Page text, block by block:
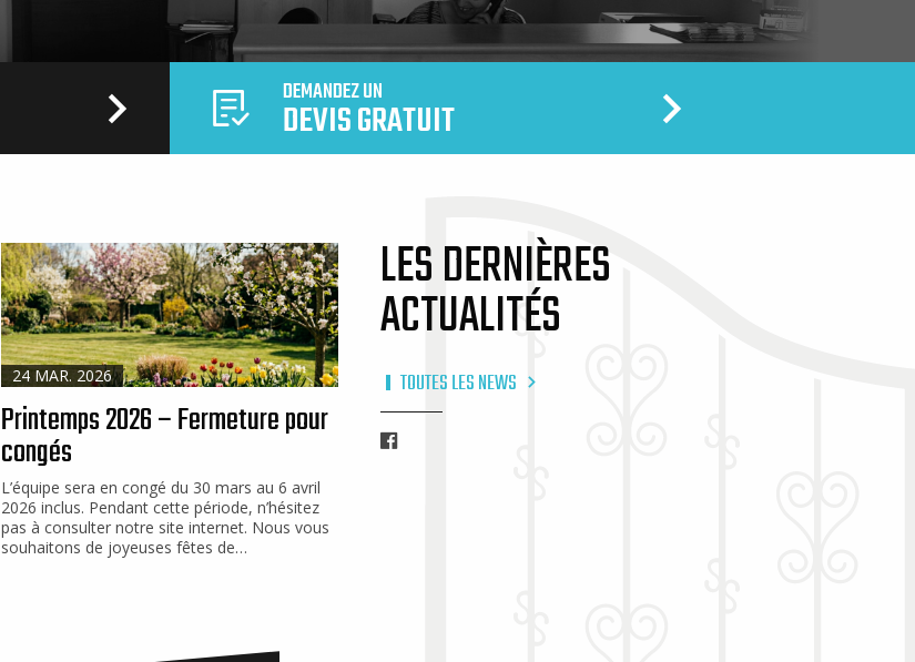
DEMANDEZ UN
DEVIS GRATUIT
LES DERNIÈRES
ACTUALITÉS
TOUTES LES NEWS
24 MAR. 2026
Printemps 2026 – Fermeture pour
congés
L’équipe sera en congé du 30 mars au 6 avril
2026 inclus. Pendant cette période, n’hésitez
pas à consulter notre site internet. Nous vous
souhaitons de joyeuses fêtes de…